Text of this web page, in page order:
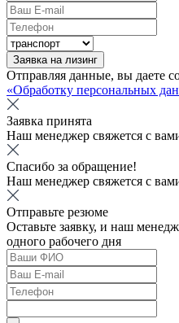
Заявка на лизинг
Отправляя данные, вы даете
«Обработку персональных
Заявка принята
Наш менеджер свяжется с
Спасибо за обращение!
Наш менеджер свяжется с
Отправьте резюме
Оставьте заявку, и наш
одного рабочего дня